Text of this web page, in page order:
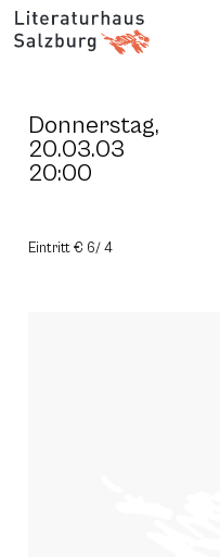
Donnerstag,
20.03.03
20:00
Eintritt € 6/ 4